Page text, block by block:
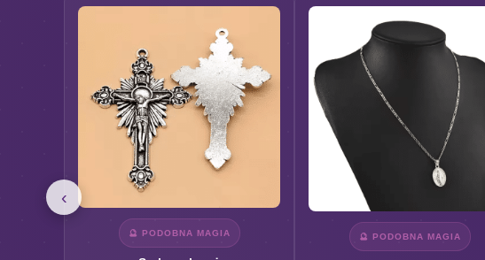
‹
🔮 PODOBNA MAGIA 🔮 PODOBNA MAGIA